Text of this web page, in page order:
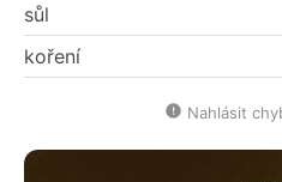
sůl
koření
Nahlásit